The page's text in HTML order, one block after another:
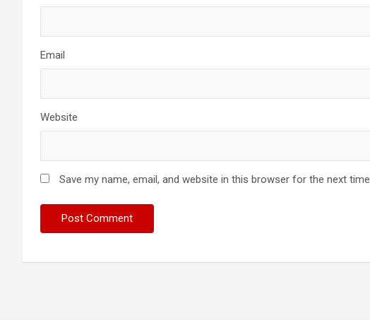
Email
Website
Save my name, email, and website in this browser for the next